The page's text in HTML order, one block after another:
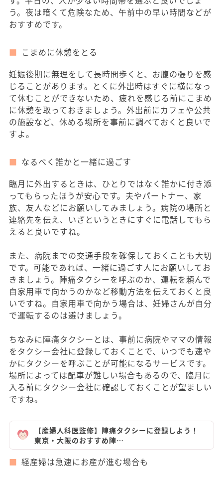
う。夜は暗くて危険なため、午前中の早い時間などが
おすすめです。
こまめに休憩をとる
妊娠後期に無理をして長時間歩くと、お腹の張りを感
じることがあります。とくに外出時はすぐに横になっ
て休むことができないため、疲れを感じる前にこまめ
に休憩を取っておきましょう。外出前にカフェや公共
の施設など、休める場所を事前に調べておくと良いで
すよ。
なるべく誰かと一緒に過ごす
臨月に外出するときは、ひとりではなく誰かに付き添
ってもらったほうが安心です。夫やパートナー、家
族、友人などにお願いしてみましょう。病院の場所と
連絡先を伝え、いざというときにすぐに電話してもら
えると良いですね。
また、病院までの交通手段を確保しておくことも大切
です。可能であれば、一緒に過ごす人にお願いしてお
きましょう。陣痛タクシーを呼ぶのか、運転を頼んで
自家用車で向かうのかなど移動方法を伝えておくと良
いですね。自家用車で向かう場合は、妊婦さんが自分
で運転するのは避けましょう。
ちなみに陣痛タクシーとは、事前に病院やママの情報
をタクシー会社に登録しておくことで、いつでも速や
かにタクシーを呼ぶことが可能になるサービスです。
場所によっては配車が難しい場合もあるので、臨月に
入る前にタクシー会社に確認しておくことが望ましい
ですね。
【産婦人科医監修】陣痛タクシーに登録しよう！
東京・大阪のおすすめ陣…
経産婦は急速にお産が進む場合も